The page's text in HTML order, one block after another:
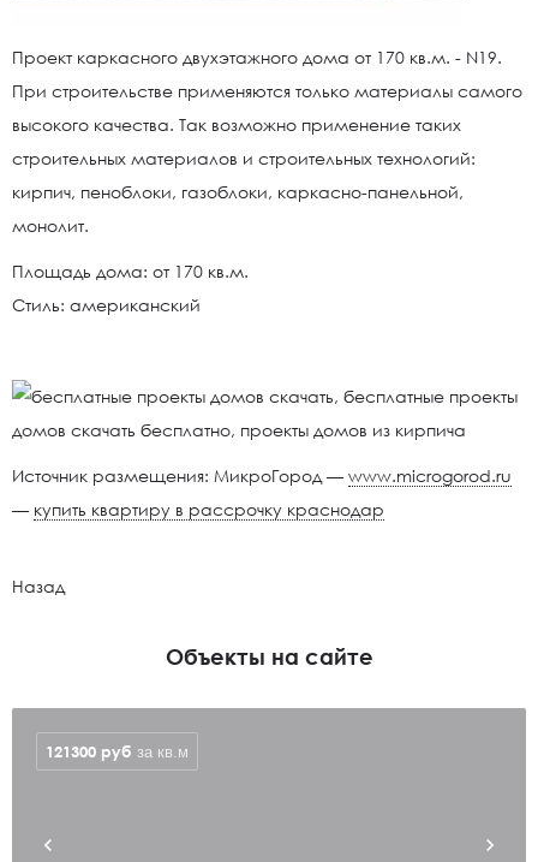
Проект каркасного двухэтажного дома от 170 кв.м. - N19.
При строительстве применяются только материалы самого
высокого качества. Так возможно применение таких
строительных материалов и строительных технологий:
кирпич, пеноблоки, газоблоки, каркасно-панельной,
монолит.
Площадь дома: от 170 кв.м.
Стиль: американский
Источник размещения: МикроГород — www.microgorod.ru
— купить квартиру в рассрочку краснодар
Назад
Объекты на сайте
121300 руб за кв.м